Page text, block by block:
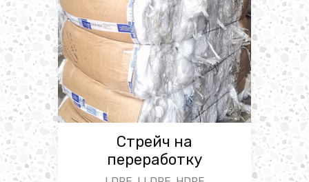
Стрейч на
переработку